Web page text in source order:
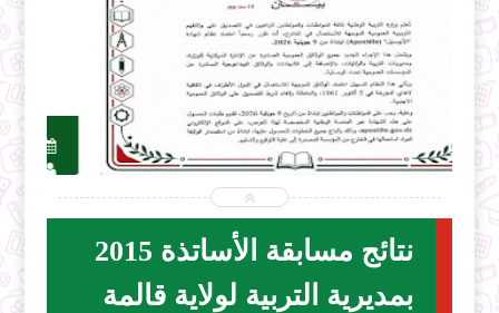
2026-07-28
ecoledz.net
شاهد الموضوع
نتائج مسابقة الأساتذة 2015
بمديرية التربية لولاية قالمة